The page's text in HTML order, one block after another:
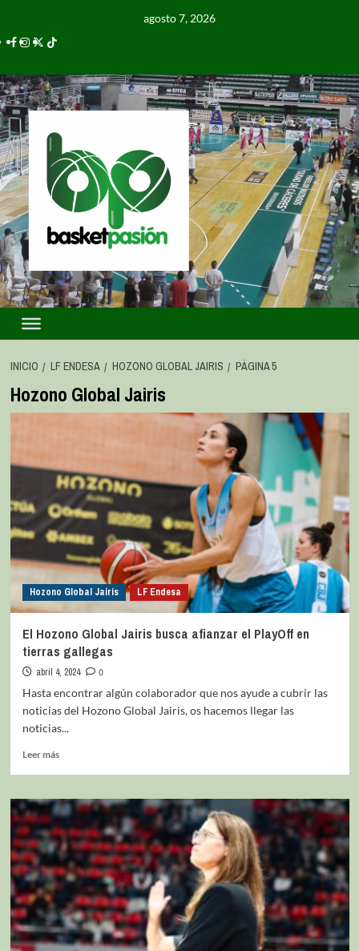
agosto 7, 2026
INICIO LF ENDESA HOZONO GLOBAL JAIRIS PÁGINA 5
Hozono Global Jairis
Hozono Global Jairis LF Endesa
El Hozono Global Jairis busca afianzar el PlayOff en
tierras gallegas
abril 4, 2024
0
Hasta encontrar algún colaborador que nos ayude a cubrir las
noticias del Hozono Global Jairis, os hacemos llegar las
noticias...
Leer más